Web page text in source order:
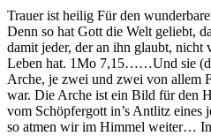
Trauer ist heilig Für den
Denn so hat Gott die Welt geliebt,
damit jeder, der an ihn glaubt, nicht
Leben hat. 1Mo 7,15……Und sie
Arche, je zwei und zwei von allem
war. Die Arche ist ein Bild für den
vom Schöpfergott in’s Antlitz eines
so atmen wir im Himmel weiter…